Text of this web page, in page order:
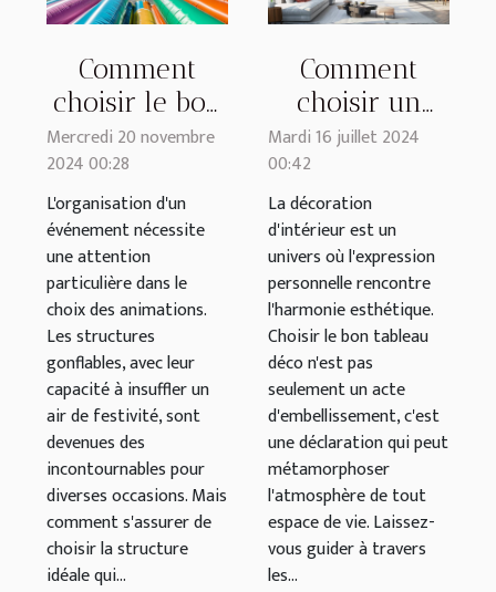
Comment
choisir le bon
type de
structure
gonflable pour
votre
événement
Mercredi 20 novembre
2024 00:28
L'organisation d'un
événement nécessite
une attention
particulière dans le
choix des animations.
Les structures
gonflables, avec leur
capacité à insuffler un
air de festivité, sont
devenues des
incontournables pour
diverses occasions. Mais
comment s'assurer de
choisir la structure
idéale qui...
Comment
choisir un
tableau déco
transforme
votre intérieur
Mardi 16 juillet 2024
00:42
La décoration
d'intérieur est un
univers où l'expression
personnelle rencontre
l'harmonie esthétique.
Choisir le bon tableau
déco n'est pas
seulement un acte
d'embellissement, c'est
une déclaration qui peut
métamorphoser
l'atmosphère de tout
espace de vie. Laissez-
vous guider à travers
les...